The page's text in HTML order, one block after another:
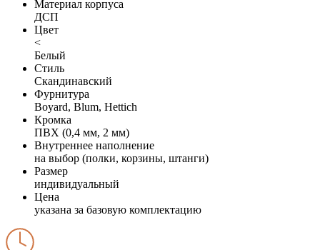
Материал корпуса
ДСП
Цвет
<
Белый
Стиль
Скандинавский
Фурнитура
Boyard, Blum, Hettich
Кромка
ПВХ (0,4 мм, 2 мм)
Внутреннее наполнение
на выбор (полки, корзины, штанги)
Размер
индивидуальный
Цена
указана за базовую комплектацию